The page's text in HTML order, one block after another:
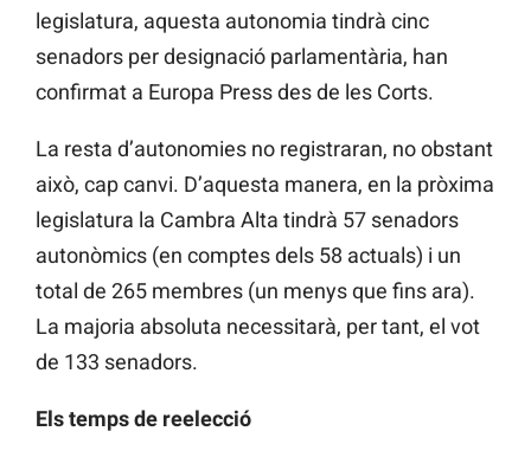
legislatura, aquesta autonomia tindrà cinc
senadors per designació parlamentària, han
confirmat a Europa Press des de les Corts.
La resta d’autonomies no registraran, no obstant
això, cap canvi. D’aquesta manera, en la pròxima
legislatura la Cambra Alta tindrà 57 senadors
autonòmics (en comptes dels 58 actuals) i un
total de 265 membres (un menys que fins ara).
La majoria absoluta necessitarà, per tant, el vot
de 133 senadors.
Els temps de reelecció